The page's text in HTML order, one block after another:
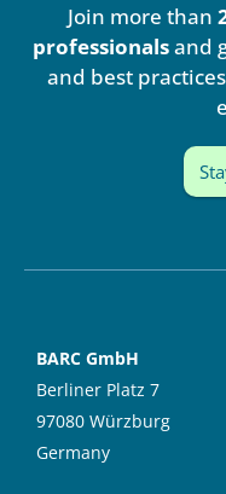
Join more than
professionalsand
and best
BARC GmbH
Berliner Platz 7
97080 Würzburg
Germany